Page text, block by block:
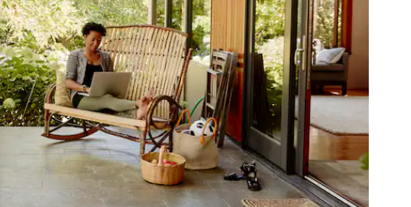
et vers le bas pour les parcourir ou en appuyant et en faisant glisser.